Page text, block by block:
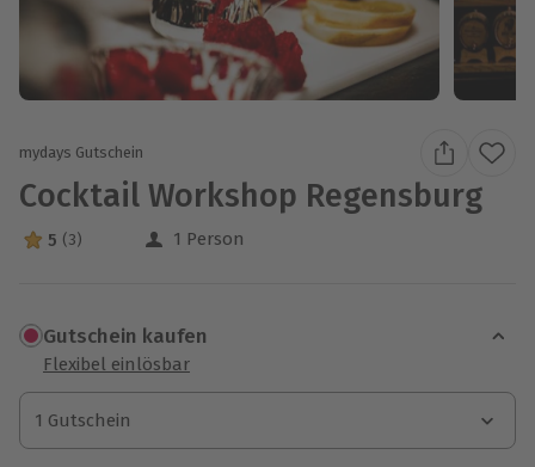
mydays Gutschein
Cocktail Workshop Regensburg
5 Sterne von 5 aus 3 Bewertungen
5 (3) 1 Person
Gutschein kaufen
Flexibel einlösbar
1 Gutschein
1 Gutschein
1 Gutschein